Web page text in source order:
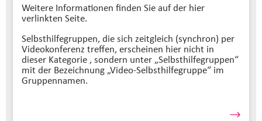
Weitere Informationen finden Sie auf der hier
verlinkten Seite.
Selbsthilfegruppen, die sich zeitgleich (synchron) per
Videokonferenz treffen, erscheinen hier nicht in
dieser Kategorie , sondern unter „Selbsthilfegruppen“
mit der Bezeichnung „Video-Selbsthilfegruppe“ im
Gruppennamen.